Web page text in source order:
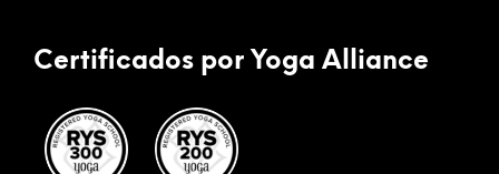
Certificados por Yoga Alliance